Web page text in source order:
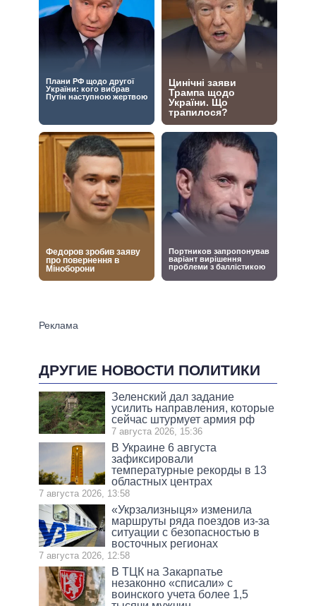
ДРУГИЕ НОВОСТИ ПОЛИТИКИ
Зеленский дал задание
усилить направления, которые
сейчас штурмует армия рф
7 августа 2026, 15:36
В Украине 6 августа
зафиксировали
температурные рекорды в 13
областных центрах
7 августа 2026, 13:58
«Укрзализныця» изменила
маршруты ряда поездов из-за
ситуации с безопасностью в
восточных регионах
7 августа 2026, 12:58
В ТЦК на Закарпатье
незаконно «списали» с
воинского учета более 1,5